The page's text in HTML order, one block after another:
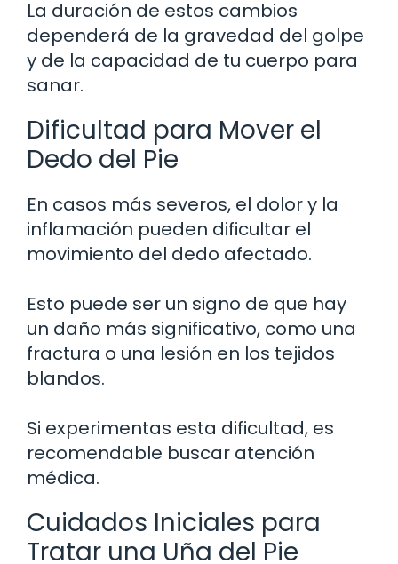
La duración de estos cambios
dependerá de la gravedad del golpe
y de la capacidad de tu cuerpo para
sanar.
Dificultad para Mover el
Dedo del Pie
En casos más severos, el dolor y la
inflamación pueden dificultar el
movimiento del dedo afectado.
Esto puede ser un signo de que hay
un daño más significativo, como una
fractura o una lesión en los tejidos
blandos.
Si experimentas esta dificultad, es
recomendable buscar atención
médica.
Cuidados Iniciales para
Tratar una Uña del Pie